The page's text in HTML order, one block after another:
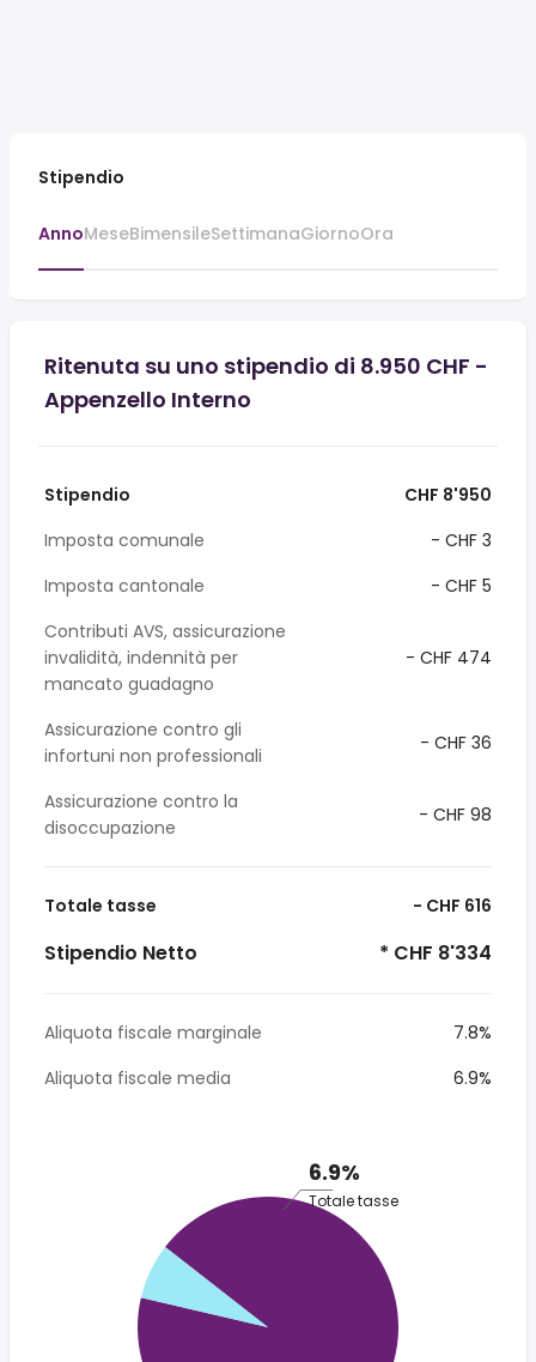
Stipendio
AnnoMeseBimensileSettimanaGiornoOra
Ritenuta su uno stipendio di 8.950 CHF -
Appenzello Interno
Stipendio
CHF 8'950
Imposta comunale
- CHF 3
Imposta cantonale
- CHF 5
Contributi AVS, assicurazione
invalidità, indennità per
mancato guadagno
- CHF 474
Assicurazione contro gli
infortuni non professionali
- CHF 36
Assicurazione contro la
disoccupazione
- CHF 98
Totale tasse - CHF 616
Stipendio Netto * CHF 8'334
Aliquota fiscale marginale
7.8%
Aliquota fiscale media
6.9%
6.9%
Totale tasse